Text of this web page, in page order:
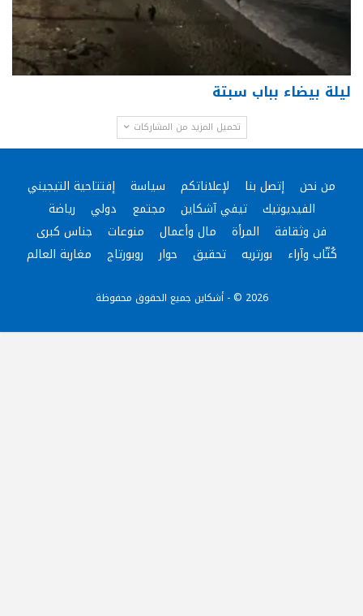
ليلة بيضاء بباب سبتة
تحميل المزيد من المشاركات
من نحن إتصل بنا لإعلاناتكم سياسة
إفتتاحية التيجيني
الفيديوتيك
تيفي آشكاين مجتمع دولي
رياضة
فن وثقافة
المرأة مال وأعمال منوعات
جناس كبرى
كُتّاب وآراء
بورتريه تحقيق حوار روبورتاج مغاربة العالم
2026 © - أشكاين جميع الحقوق محفوظة